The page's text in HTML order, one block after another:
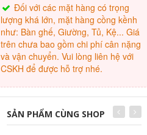
Đối với các mặt hàng có trọng
lượng khá lớn, mặt hàng cồng kềnh
như: Bàn ghế, Giường, Tủ, Kệ... Giá
trên chưa bao gồm chi phí cân nặng
và vận chuyển. Vui lòng liên hệ với
CSKH để được hỗ trợ nhé.
SẢN PHẨM CÙNG SHOP